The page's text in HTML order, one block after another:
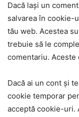
Dacă lași un
salvarea în cookie-
tău web. Acestea
trebuie să le
comentariu.
Dacă ai un cont și
cookie temporar
acceptă cookie-uri.